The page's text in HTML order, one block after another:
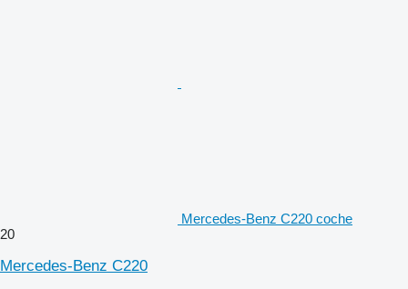
Mercedes-Benz C220 coche
20
Mercedes-Benz C220